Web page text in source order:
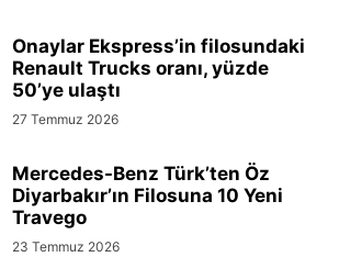
Onaylar Ekspress’in filosundaki
Renault Trucks oranı, yüzde
50’ye ulaştı
27 Temmuz 2026
Mercedes-Benz Türk’ten Öz
Diyarbakır’ın Filosuna 10 Yeni
Travego
23 Temmuz 2026